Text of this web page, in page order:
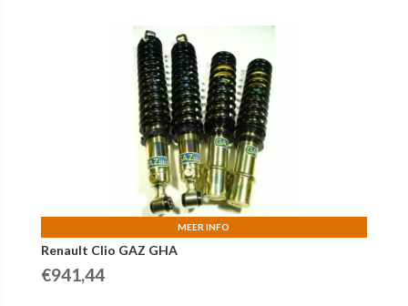
MEER INFO
Renault Clio GAZ GHA
€941,44